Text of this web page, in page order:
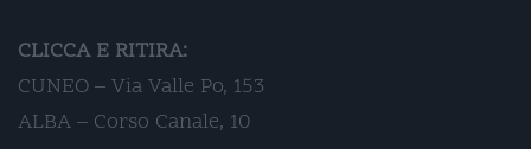
CLICCA E RITIRA:
CUNEO – Via Valle Po, 153
ALBA – Corso Canale, 10